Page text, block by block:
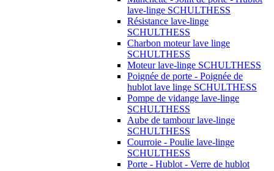
lave-linge SCHULTHESS
Résistance lave-linge
SCHULTHESS
Charbon moteur lave linge
SCHULTHESS
Moteur lave-linge SCHULTHESS
Poignée de porte - Poignée de
hublot lave linge SCHULTHESS
Pompe de vidange lave-linge
SCHULTHESS
Aube de tambour lave-linge
SCHULTHESS
Courroie - Poulie lave-linge
SCHULTHESS
Porte - Hublot - Verre de hublot